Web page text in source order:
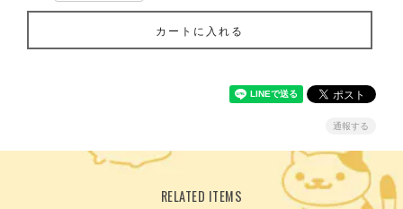
カートに入れる
通報する
RELATED ITEMS